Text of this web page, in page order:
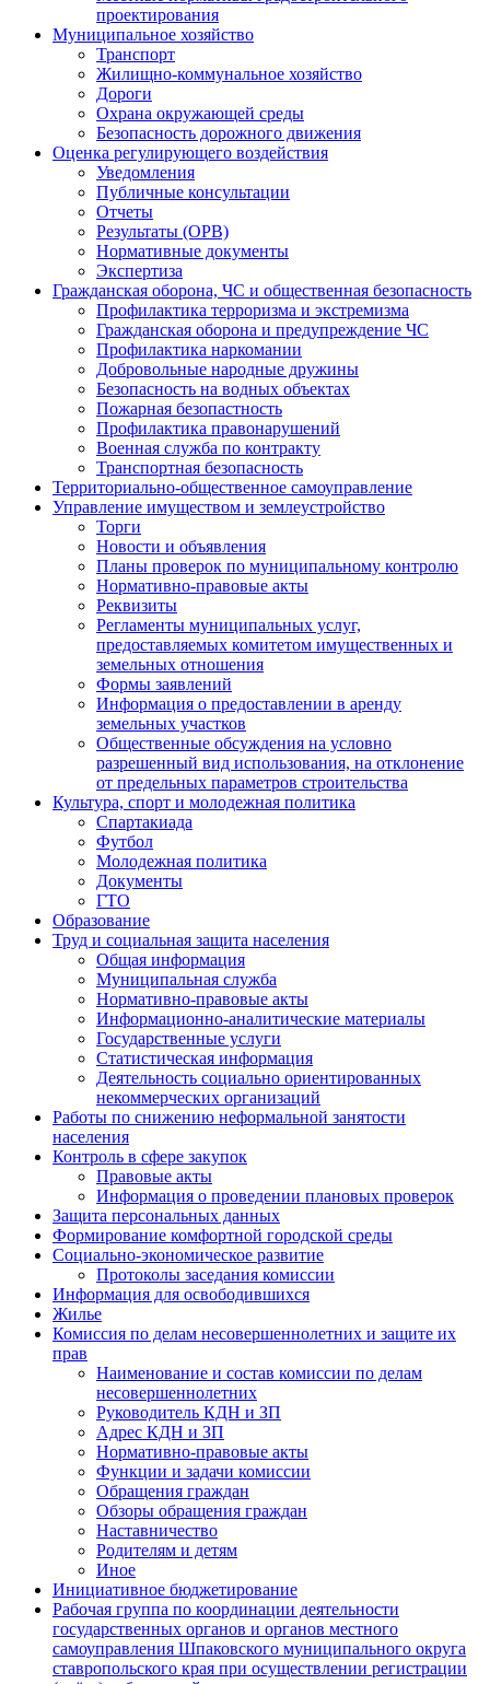
проектирования
Муниципальное хозяйство
Транспорт
Жилищно-коммунальное хозяйство
Дороги
Охрана окружающей среды
Безопасность дорожного движения
Оценка регулирующего воздействия
Уведомления
Публичные консультации
Отчеты
Результаты (ОРВ)
Нормативные документы
Экспертиза
Гражданская оборона, ЧС и общественная безопасность
Профилактика терроризма и экстремизма
Гражданская оборона и предупреждение ЧС
Профилактика наркомании
Добровольные народные дружины
Безопасность на водных объектах
Пожарная безопастность
Профилактика правонарушений
Военная служба по контракту
Транспортная безопасность
Территориально-общественное самоуправление
Управление имуществом и землеустройство
Торги
Новости и объявления
Планы проверок по муниципальному контролю
Нормативно-правовые акты
Реквизиты
Регламенты муниципальных услуг,
предоставляемых комитетом имущественных и
земельных отношения
Формы заявлений
Информация о предоставлении в аренду
земельных участков
Общественные обсуждения на условно
разрешенный вид использования, на отклонение
от предельных параметров строительства
Культура, спорт и молодежная политика
Спартакиада
Футбол
Молодежная политика
Документы
ГТО
Образование
Труд и социальная защита населения
Общая информация
Муниципальная служба
Нормативно-правовые акты
Информационно-аналитические материалы
Государственные услуги
Статистическая информация
Деятельность социально ориентированных
некоммерческих организаций
Работы по снижению неформальной занятости
населения
Контроль в сфере закупок
Правовые акты
Информация о проведении плановых проверок
Защита персональных данных
Формирование комфортной городской среды
Социально-экономическое развитие
Протоколы заседания комиссии
Информация для освободившихся
Жилье
Комиссия по делам несовершеннолетних и защите их
прав
Наименование и состав комиссии по делам
несовершеннолетних
Руководитель КДН и ЗП
Адрес КДН и ЗП
Нормативно-правовые акты
Функции и задачи комиссии
Обращения граждан
Обзоры обращения граждан
Наставничество
Родителям и детям
Иное
Инициативное бюджетирование
Рабочая группа по координации деятельности
государственных органов и органов местного
самоуправления Шпаковского муниципального округа
ставропольского края при осуществлении регистрации